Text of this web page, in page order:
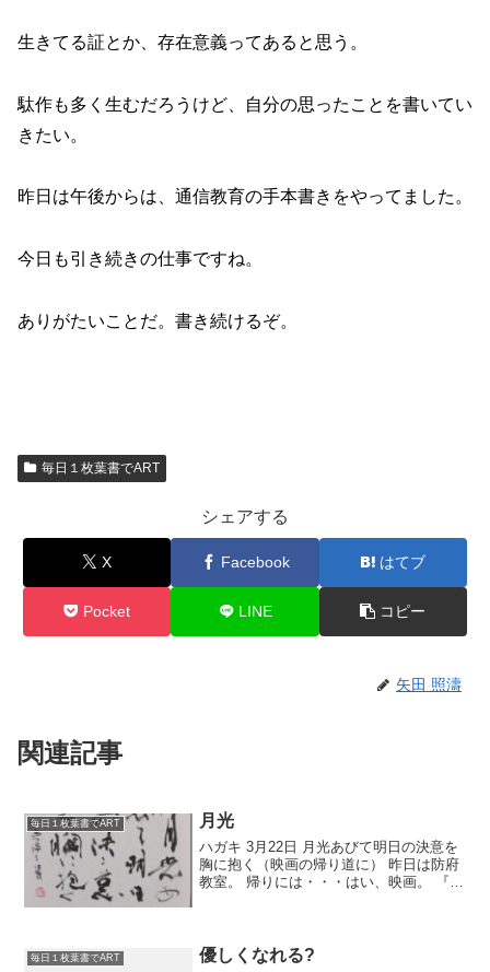
生きてる証とか、存在意義ってあると思う。
駄作も多く生むだろうけど、自分の思ったことを書いてい
きたい。
昨日は午後からは、通信教育の手本書きをやってました。
今日も引き続きの仕事ですね。
ありがたいことだ。書き続けるぞ。
毎日１枚葉書でART
シェアする
X Facebook はてブ
Pocket LINE コピー
矢田 照濤
関連記事
毎日１枚葉書でART 月光
ハガキ 3月22日 月光あびて明日の決意を
胸に抱く（映画の帰り道に） 昨日は防府
教室。 帰りには・・・はい、映画。 『家
いなが...
毎日１枚葉書でART 優しくなれる?